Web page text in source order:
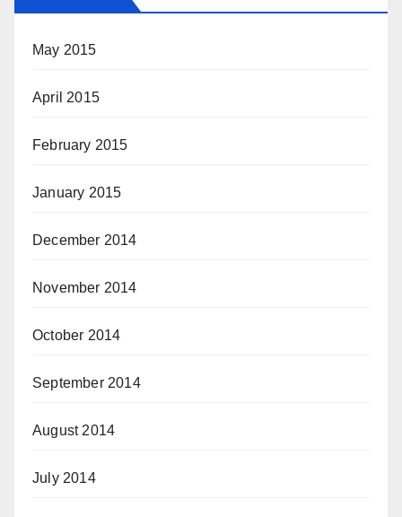
May 2015
April 2015
February 2015
January 2015
December 2014
November 2014
October 2014
September 2014
August 2014
July 2014